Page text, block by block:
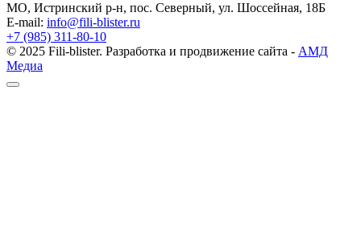
МО, Истринский р-н, пос. Северный, ул. Шоссейная, 18Б
E-mail: info@fili-blister.ru
+7 (985) 311-80-10
© 2025 Fili-blister. Разработка и продвижение сайта - АМД
Медиа